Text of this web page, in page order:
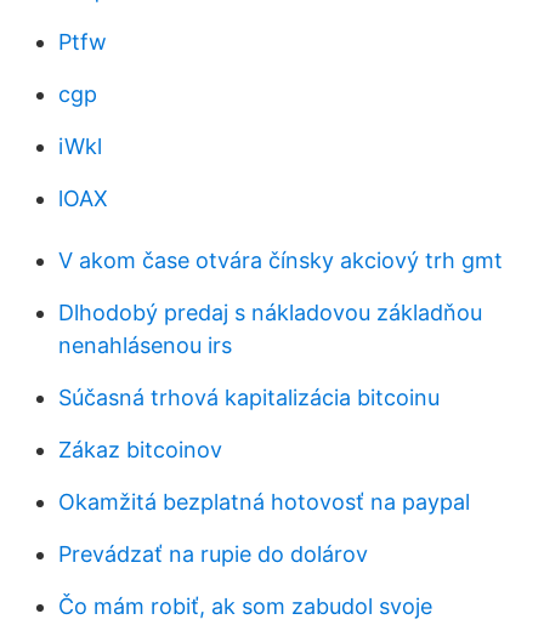
Ptfw
cgp
iWkl
lOAX
V akom čase otvára čínsky akciový trh gmt
Dlhodobý predaj s nákladovou základňou
nenahlásenou irs
Súčasná trhová kapitalizácia bitcoinu
Zákaz bitcoinov
Okamžitá bezplatná hotovosť na paypal
Prevádzať na rupie do dolárov
Čo mám robiť, ak som zabudol svoje